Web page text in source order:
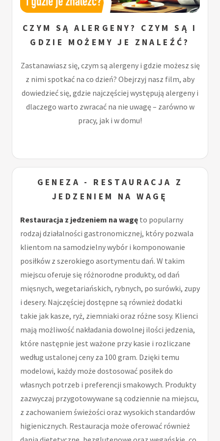
CZYM SĄ ALERGENY? CZYM SĄ I
GDZIE MOŻEMY JE ZNALEŹĆ?
Zastanawiasz się, czym są alergeny i gdzie możesz się
z nimi spotkać na co dzień? Obejrzyj nasz film, aby
dowiedzieć się, gdzie najczęściej występują alergeny i
dlaczego warto zwracać na nie uwagę – zarówno w
pracy, jak i w domu!
GENEZA - RESTAURACJA Z
JEDZENIEM NA WAGĘ
Restauracja z jedzeniem na wagę to popularny
rodzaj działalności gastronomicznej, który pozwala
klientom na samodzielny wybór i komponowanie
posiłków z szerokiego asortymentu dań. W takim
miejscu oferuje się różnorodne produkty, od dań
mięsnych, wegetariańskich, rybnych, po surówki, zupy
i desery. Najczęściej dostępne są również dodatki
takie jak kasze, ryż, ziemniaki oraz różne sosy. Klienci
mają możliwość nakładania dowolnej ilości jedzenia,
które następnie jest ważone przy kasie i rozliczane
według ustalonej ceny za 100 gram. Dzięki temu
modelowi, każdy może dostosować posiłek do
własnych potrzeb i preferencji smakowych. Produkty
zazwyczaj przygotowywane są codziennie na miejscu,
z zachowaniem świeżości oraz wysokich standardów
higienicznych. Restauracja może oferować również